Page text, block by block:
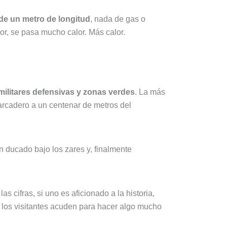
un metro de longitud , nada de gas o
se pasa mucho calor. Más calor.
defensivas y zonas verdes. La más
a un centenar de metros del
bajo los zares y, finalmente
cifras, si uno es aficionado a la historia,
visitantes acuden para hacer algo mucho